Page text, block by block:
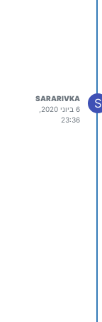
S
SARARIVKA
23:36